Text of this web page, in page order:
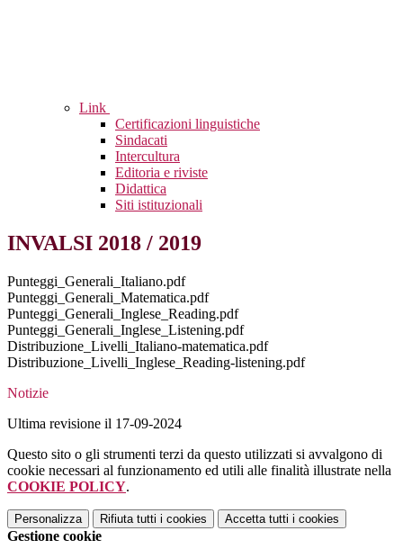
Link
Certificazioni linguistiche
Sindacati
Intercultura
Editoria e riviste
Didattica
Siti istituzionali
INVALSI 2018 / 2019
Punteggi_Generali_Italiano.pdf
Punteggi_Generali_Matematica.pdf
Punteggi_Generali_Inglese_Reading.pdf
Punteggi_Generali_Inglese_Listening.pdf
Distribuzione_Livelli_Italiano-matematica.pdf
Distribuzione_Livelli_Inglese_Reading-listening.pdf
Notizie
Ultima revisione il 17-09-2024
Questo sito o gli strumenti terzi da questo utilizzati si avvalgono di
cookie necessari al funzionamento ed utili alle finalità illustrate nella
COOKIE POLICY.
Personalizza Rifiuta tutti i cookies Accetta tutti i cookies
Gestione cookie